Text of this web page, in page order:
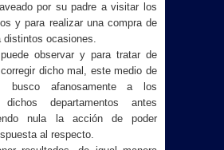
por su padre a visitar los
y para realizar una compra de
distintos ocasiones.
observar y para tratar de
dicho mal, este medio de
busco afanosamente a los
departamentos antes
nula la acción de poder
al respecto.